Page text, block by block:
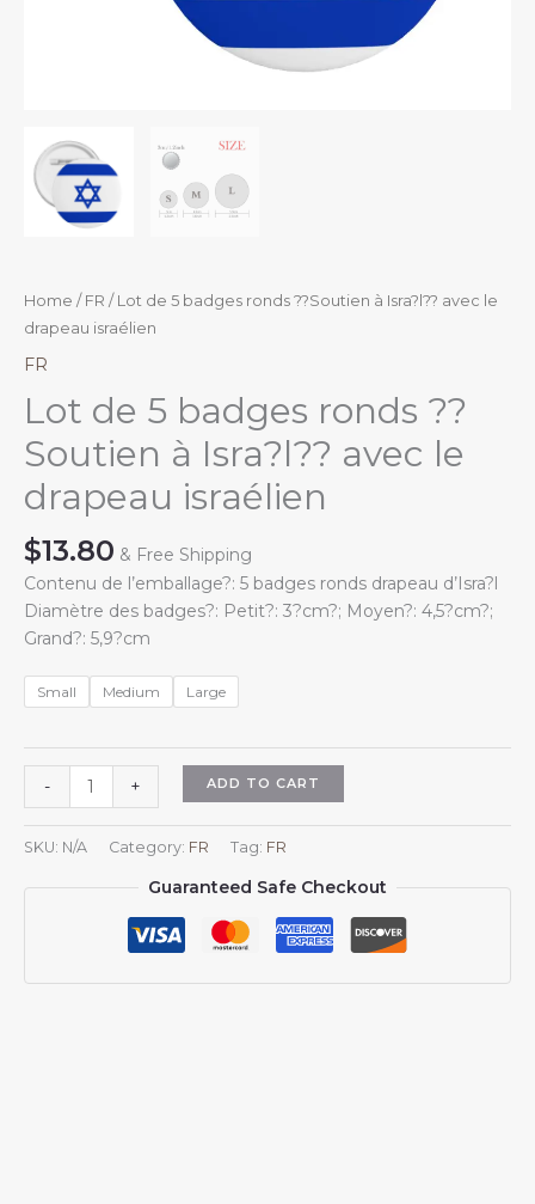
Home / FR / Lot de 5 badges ronds ??Soutien à Isra?l?? avec le
drapeau israélien
FR
Lot de 5 badges ronds ??
Soutien à Isra?l?? avec le
drapeau israélien
$13.80 & Free Shipping
Contenu de l’emballage?: 5 badges ronds drapeau d’Isra?l
Diamètre des badges?: Petit?: 3?cm?; Moyen?: 4,5?cm?;
Grand?: 5,9?cm
Small Medium Large
-
de
5
badges
ronds
+ ADD TO CART
SKU: N/A Category: FR Tag: FR
Guaranteed Safe Checkout